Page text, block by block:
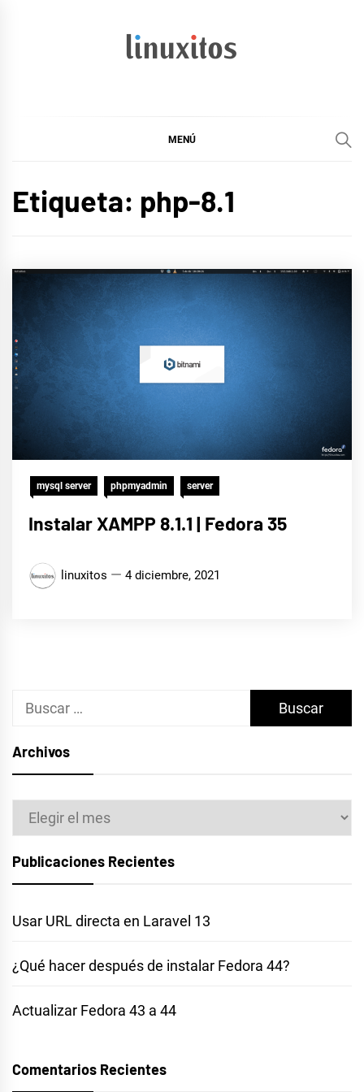
MENÚ
Etiqueta: php-8.1
mysql server phpmyadmin server
Instalar XAMPP 8.1.1 | Fedora 35
linuxitos 4 diciembre, 2021
Buscar:
Archivos
Archivos
Publicaciones Recientes
Usar URL directa en Laravel 13
¿Qué hacer después de instalar Fedora 44?
Actualizar Fedora 43 a 44
Comentarios Recientes